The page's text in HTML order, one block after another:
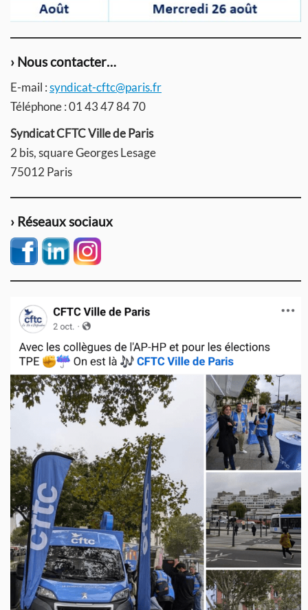
› Nous contacter…
E-mail :syndicat-cftc@paris.fr
Téléphone : 01 43 47 84 70
Syndicat CFTC Ville de Paris
2 bis, square Georges Lesage
75012 Paris
› Réseaux sociaux